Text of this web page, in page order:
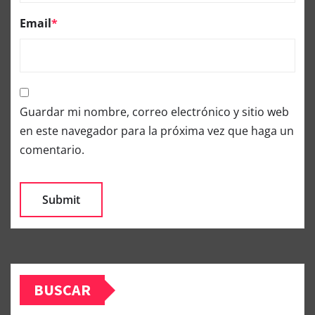
Email*
Guardar mi nombre, correo electrónico y sitio web
en este navegador para la próxima vez que haga un
comentario.
BUSCAR